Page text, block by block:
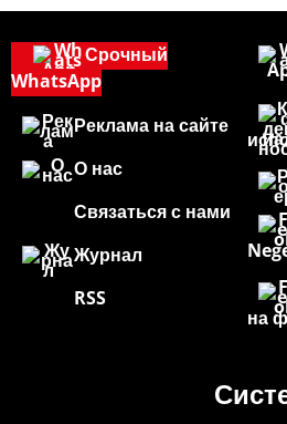
на
Срочный
WhatsApp
Реклама на сайте
О нас
Связаться с нами
Журнал
RSS